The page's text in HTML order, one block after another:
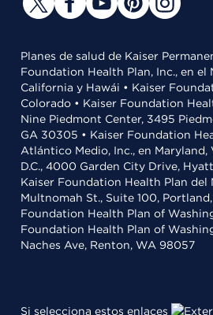
Planes de salud de Kaiser
Foundation Health Plan, Inc., en el
California y Hawái • Kaiser
Colorado • Kaiser Foundation
Nine Piedmont Center, 3495
GA 30305 • Kaiser Foundation
Atlántico Medio, Inc., en
D.C., 4000 Garden City Drive,
Kaiser Foundation Health Plan del
Multnomah St., Suite 100,
Foundation Health Plan of
Foundation Health Plan of
Naches Ave, Renton, WA 98057
Si selecciona estos enlaces